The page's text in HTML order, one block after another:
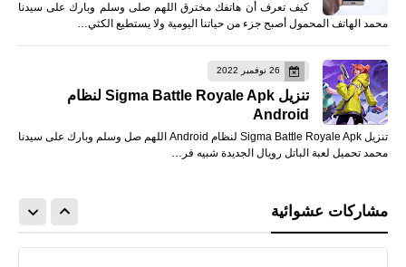
كيف تعرف أن هاتفك مخترق اللهم صلى وسلم وبارك على سيدنا
محمد الهاتف المحمول أصبح جزء من حياتنا اليومية ولا يستطيع الكثي…
26 نوفمبر 2022
تنزيل Sigma Battle Royale Apk لنظام
Android
تنزيل Sigma Battle Royale Apk لنظام Android اللهم صل وسلم وبارك على سيدنا
محمد تحميل لعبة الباتل رويال الجديدة شبيه فر…
مشاركات عشوائية